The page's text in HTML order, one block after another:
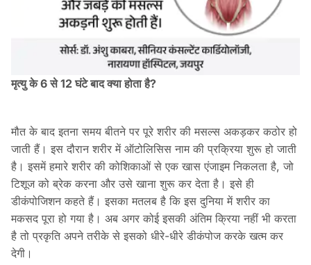
मृत्यु के 6 से 12 घंटे बाद क्या होता है?
मौत के बाद इतना समय बीतने पर पूरे शरीर की मसल्स अकड़कर कठोर हो
जाती हैं। इस दौरान शरीर में ऑटोलिसिस नाम की प्रक्रिया शुरू हो जाती
है। इसमें हमारे शरीर की कोशिकाओं से एक खास एंजाइम निकलता है, जो
टिशूज को ब्रेक करना और उसे खाना शुरू कर देता है। इसे ही
डीकंपोजिशन कहते हैं। इसका मतलब है कि इस दुनिया में शरीर का
मकसद पूरा हो गया है। अब अगर कोई इसकी अंतिम क्रिया नहीं भी करता
है तो प्रकृति अपने तरीके से इसको धीरे-धीरे डीकंपोज करके खत्म कर
देगी।